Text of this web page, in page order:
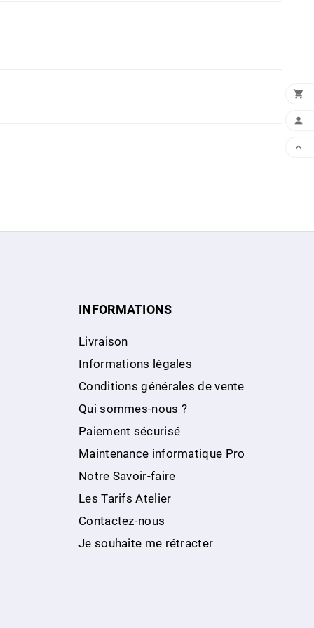
INFORMATIONS
Livraison
Informations légales
Conditions générales de vente
Qui sommes-nous ?
Paiement sécurisé
Maintenance informatique Pro
Notre Savoir-faire
Les Tarifs Atelier
Contactez-nous
Je souhaite me rétracter


